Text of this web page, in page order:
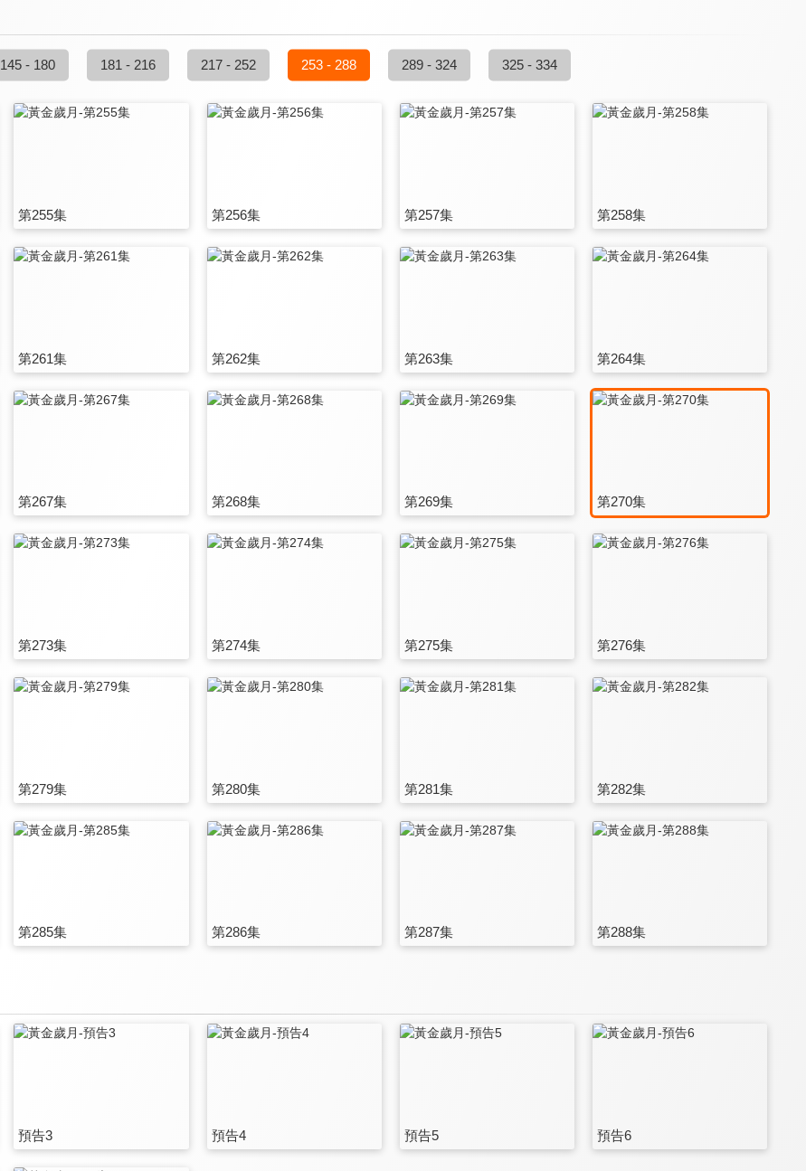
145 - 180 181 - 216 217 - 252 253 - 288 289 - 324 325 - 334
第255集 第256集 第257集 第258集
第261集 第262集 第263集 第264集
第267集 第268集 第269集 第270集
第273集 第274集 第275集 第276集
第279集 第280集 第281集 第282集
第285集 第286集 第287集 第288集
預告3 預告4 預告5 預告6